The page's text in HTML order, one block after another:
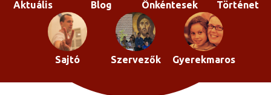
Aktuális Blog Önkéntesek Történet
Sajtó Szervezők Gyerekmaros